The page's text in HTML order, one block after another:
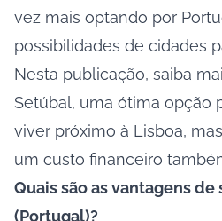
vez mais optando por
possibilidades de cidades
Nesta publicação, saiba
Setúbal, uma ótima opção
viver próximo à Lisboa,
um custo financeiro
Quais são as vantagens
(Portugal)?